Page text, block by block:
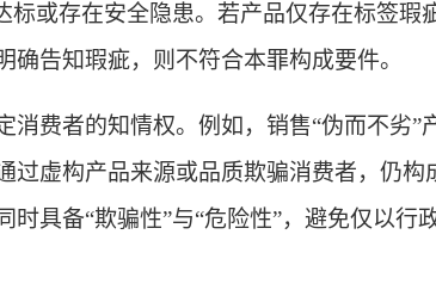
标或存在安全隐患。若产品仅存在标签瑕
确告知瑕疵，则不符合本罪构成要件。
消费者的知情权。例如，销售“伪而不劣”
虚构产品来源或品质欺骗消费者，仍构
时具备“欺骗性”与“危险性”，避免仅以行